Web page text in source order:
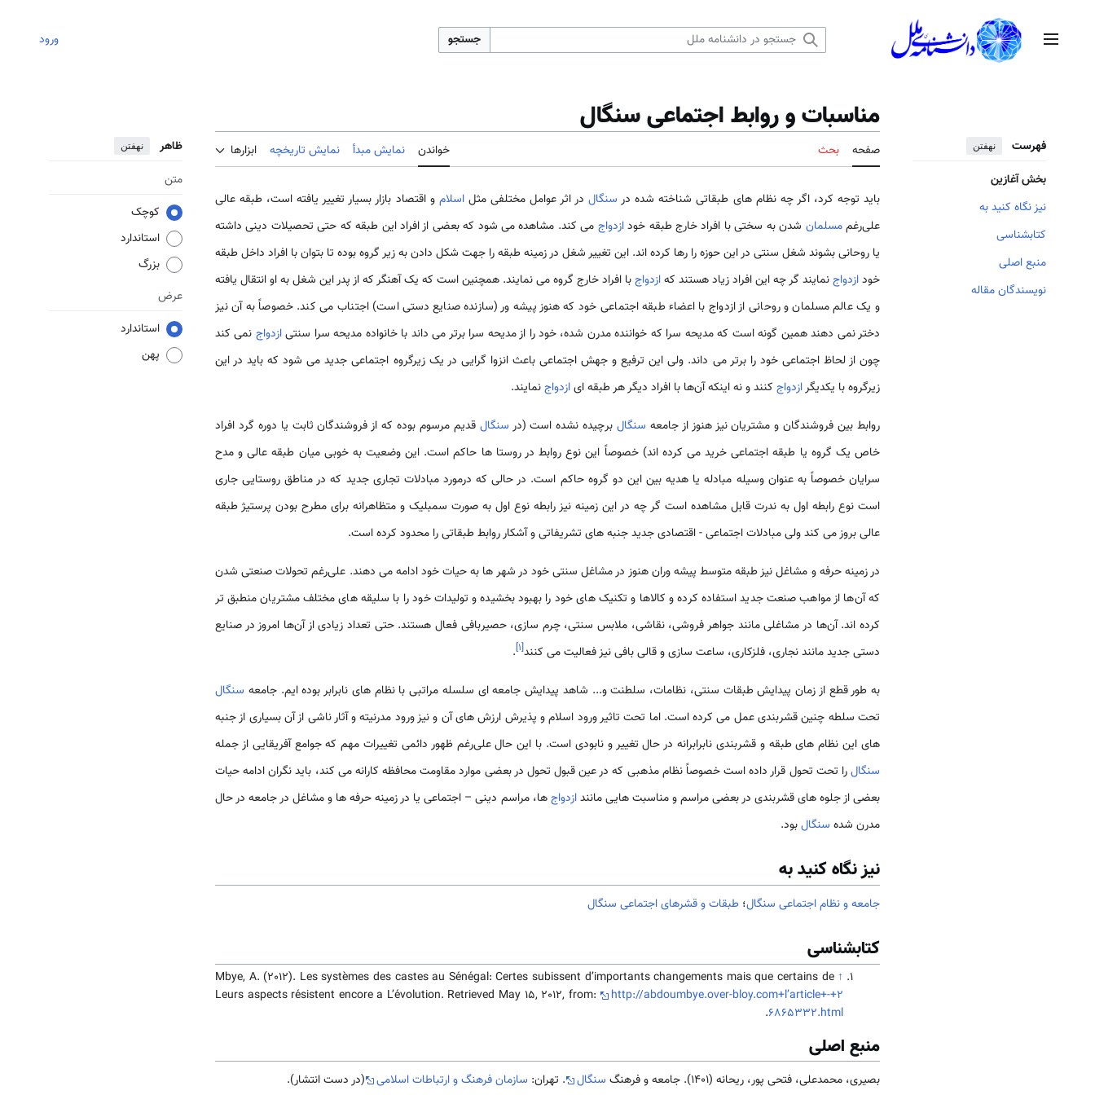
منوی اصلی جستجو ورود
فهرست نهفتن
بخش آغازین
نیز نگاه کنید به
کتابشناسی
منبع اصلی
نویسندگان مقاله
مناسبات و روابط اجتماعی سنگال
صفحه بحث خواندن نمایش مبدأ نمایش تاریخچه ابزارها ظاهر نهفتن
متن
کوچک
استاندارد
بزرگ
عرض
استاندارد
پهن
باید توجه کرد، اگر چه نظام های طبقاتی شناخته شده در سنگالدر اثر عوامل مختلفی مثلاسلام و اقتصاد بازار بسیار تغییر یافته است، طبقه عالی
علی‌رغممسلمان شدن به سختی با افراد خارج طبقه خودازدواج می کند. مشاهده می شود که بعضی از افراد این طبقه که حتی تحصیلات دینی داشته
یا روحانی بشوند شغل سنتی در این حوزه را رها کرده اند. این تغییر شغل در زمینه طبقه را جهت شکل دادن به زیر گروه بوده تا بتوان با افراد داخل طبقه
خودازدواجنمایند گر چه این افراد زیاد هستند کهازدواجبا افراد خارج گروه می نمایند. همچنین است که یک آهنگر که از پدر این شغل به او انتقال یافته
و یک عالم مسلمان و روحانی از ازدواج با اعضاء طبقه اجتماعی خود که هنوز پیشه ور (سازنده صنایع دستی است) اجتناب می کند. خصوصاً به آن نیز
دختر نمی دهند همین گونه است که مدیحه سرا که خواننده مدرن شده، خود را از مدیحه سرا برتر می داند با خانواده مدیحه سرا سنتیازدواج نمی کند
چون از لحاظ اجتماعی خود را برتر می داند. ولی این ترفیع و جهش اجتماعی باعث انزوا گرایی در یک زیرگروه اجتماعی جدید می شود که باید در این
زیرگروه با یکدیگرازدواج کنند و نه اینکه آن‌ها با افراد دیگر هر طبقه ایازدواجنمایند.
روابط بین فروشندگان و مشتریان نیز هنوز از جامعه سنگالبرچیده نشده است (در سنگال قدیم مرسوم بوده که از فروشندگان ثابت یا دوره گرد افراد
خاص یک گروه یا طبقه اجتماعی خرید می کرده اند) خصوصاً این نوع روابط در روستا ها حاکم است. این وضعیت به خوبی میان طبقه عالی و مدح
سرایان خصوصاً به عنوان وسیله مبادله یا هدیه بین این دو گروه حاکم است. در حالی که درمورد مبادلات تجاری جدید که در مناطق روستایی جاری
است نوع رابطه اول به ندرت قابل مشاهده است گر چه در این زمینه نیز رابطه نوع اول به صورت سمبلیک و متظاهرانه برای مطرح بودن پرستیژ طبقه
عالی بروز می کند ولی مبادلات اجتماعی - اقتصادی جدید جنبه های تشریفاتی و آشکار روابط طبقاتی را محدود کرده است.
در زمینه حرفه و مشاغل نیز طبقه متوسط پیشه وران هنوز در مشاغل سنتی خود در شهر ها به حیات خود ادامه می دهند. علی‌رغم تحولات صنعتی شدن
که آن‌ها از مواهب صنعت جدید استفاده کرده و کالاها و تکنیک های خود را بهبود بخشیده و تولیدات خود را با سلیقه های مختلف مشتریان منطبق تر
کرده اند. آن‌ها در مشاغلی مانند جواهر فروشی، نقاشی، ملابس سنتی، چرم سازی، حصیربافی فعال هستند. حتی تعداد زیادی از آن‌ها امروز در صنایع
دستی جدید مانند نجاری، فلزکاری، ساعت سازی و قالی بافی نیز فعالیت می کنند[۱]
.
به طور قطع از زمان پیدایش طبقات سنتی، نظامات، سلطنت و... شاهد پیدایش جامعه ای سلسله مراتبی با نظام های نابرابر بوده ایم. جامعه سنگال
تحت سلطه چنین قشربندی عمل می کرده است. اما تحت تاثیر ورود اسلام و پذیرش ارزش های آن و نیز ورود مدرنیته و آثار ناشی از آن بسیاری از جنبه
های این نظام های طبقه و قشربندی نابرابرانه در حال تغییر و نابودی است. با این حال علی‌رغم ظهور دائمی تغییرات مهم که جوامع آفریقایی از جمله
سنگالرا تحت تحول قرار داده است خصوصاً نظام مذهبی که در عین قبول تحول در بعضی موارد مقاومت محافظه کارانه می کند، باید نگران ادامه حیات
بعضی از جلوه های قشربندی در بعضی مراسم و مناسبت هایی مانندازدواجها، مراسم دینی – اجتماعی یا در زمینه حرفه ها و مشاغل در جامعه در حال
مدرن شده سنگالبود.
نیز نگاه کنید به
جامعه و نظام اجتماعی سنگال؛ طبقات و قشرهای اجتماعی سنگال
کتابشناسی
↑
Mbye, A. (2012). Les systèmes des castes au Sénégal: Certes subissent d’importants changements mais que certains de
Leurs aspects résistent encore a L’évolution. Retrieved May 15, 2012, from:
http://abdoumbye.over-bloy.com+l’article+-+2
6865332.html
.
منبع اصلی
بصیری، محمدعلی، فتحی پور، ریحانه (1401). جامعه و فرهنگ سنگال . تهران: سازمان فرهنگ و ارتباطات اسلامی (در دست انتشار).